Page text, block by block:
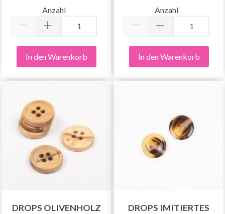
Anzahl
In den Warenkorb
Anzahl
In den Warenkorb
DROPS OLIVENHOLZ
DROPS IMITIERTES